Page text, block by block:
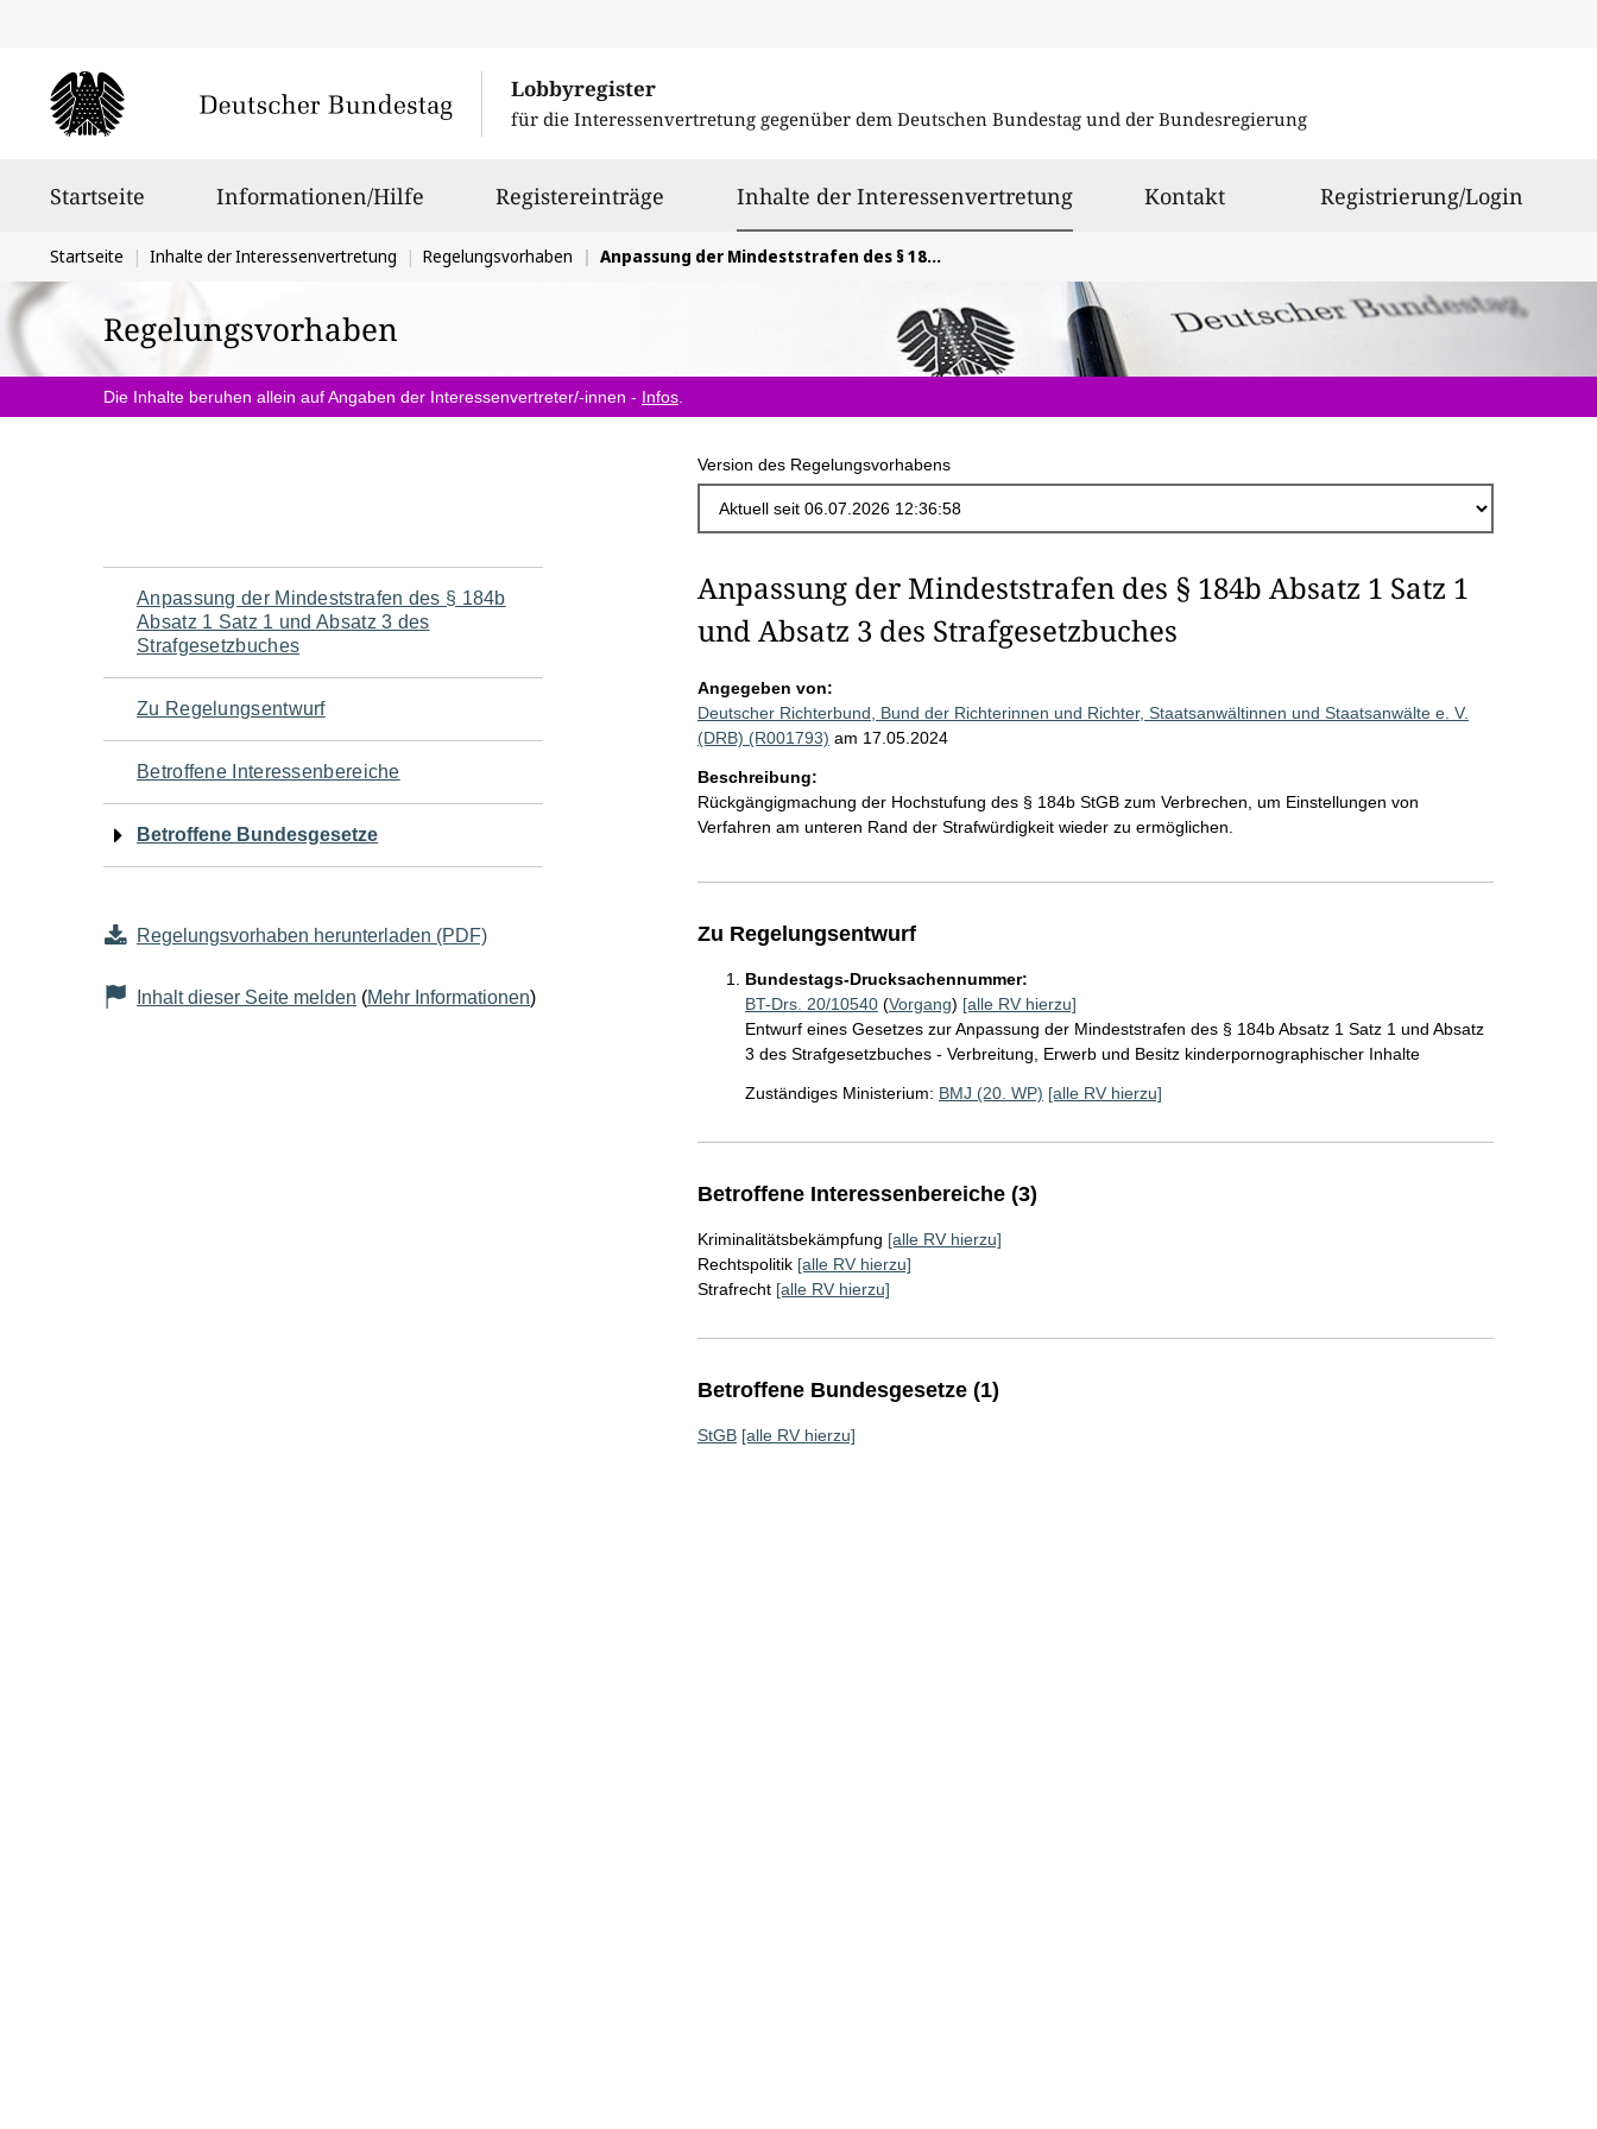
Lobbyregister
für die Interessenvertretung gegenüber dem Deutschen Bundestag und der Bundesregierung
Startseite Informationen/Hilfe Registereinträge Inhalte der Interessenvertretungausgewählt
Kontakt Registrierung/Login
Sie
befinden
sich
hier:
Startseite Inhalte der Interessenvertretung Regelungsvorhaben Anpassung der Mindeststrafen des § 184b Absatz 1 Satz 1 und Absatz 3 des Strafgesetzbuches
Regelungsvorhaben
Die Inhalte beruhen allein auf Angaben der Interessenvertreter/-innen - Infos
Version des Regelungsvorhabens
Navigation
für
den
Seiteninhalt
Anpassung der Mindeststrafen des § 184b
Absatz 1 Satz 1 und Absatz 3 des
Strafgesetzbuches
Zu Regelungsentwurf
Betroffene Interessenbereiche
Betroffene Bundesgesetze
Regelungsvorhaben herunterladen (PDF)
Inhalt dieser Seite melden (Mehr Informationen)
Anpassung der Mindeststrafen des § 184b Absatz 1 Satz 1
und Absatz 3 des Strafgesetzbuches
Angegeben von:
Deutscher Richterbund, Bund der Richterinnen und Richter, Staatsanwältinnen und Staatsanwälte e. V.
(DRB) (R001793) am 17.05.2024
Beschreibung:
Rückgängigmachung der Hochstufung des § 184b StGB zum Verbrechen, um Einstellungen von
Verfahren am unteren Rand der Strafwürdigkeit wieder zu ermöglichen.
Zu Regelungsentwurf
Bundestags-Drucksachennummer:
BT-Drs. 20/10540(Vorgang) [alle RV hierzu]
Entwurf eines Gesetzes zur Anpassung der Mindeststrafen des § 184b Absatz 1 Satz 1 und Absatz
3 des Strafgesetzbuches - Verbreitung, Erwerb und Besitz kinderpornographischer Inhalte
Zuständiges Ministerium: BMJ (20. WP) [alle RV hierzu]
Betroffene Interessenbereiche (3)
Kriminalitätsbekämpfung [alle RV hierzu]
Rechtspolitik [alle RV hierzu]
Strafrecht [alle RV hierzu]
Betroffene Bundesgesetze (1)
StGB [alle RV hierzu]